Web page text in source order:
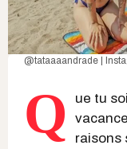
@tataaaandrade |
Q
ue tu
raisons